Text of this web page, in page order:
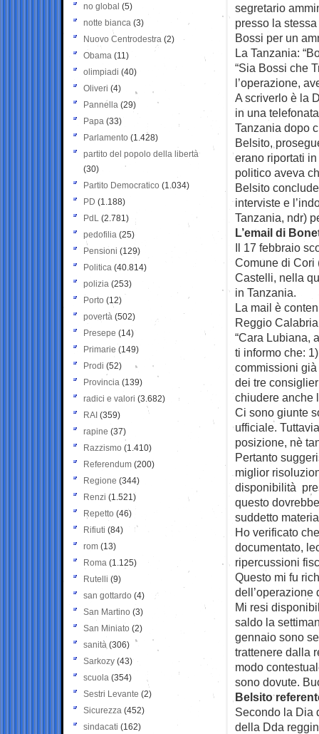
segretario
presso la
Bossi per un
La Tanzania:
“Sia Bossi che
l’operazione,
A scriverlo è la
in una
Tanzania dopo
Belsito,
erano riportati
politico aveva
Belsito
interviste e
Tanzania, ndr)
L’email di
Il 17 febbraio
Comune di Cori
Castelli, nella
in Tanzania.
La mail è
Reggio
“Cara Lubiana,
ti informo che:
commissioni
dei tre
chiudere anche
Ci sono giunte
ufficiale.
posizione, nè
Pertanto
miglior
disponibilità
questo
suddetto
Ho verificato
documentato,
ripercussioni
Questo mi fu
dell’operazione
Mi resi
saldo la
gennaio sono
trattenere dalla
modo
sono dovute.
Belsito
Secondo la Dia
della Dda
no global (5)
notte bianca (3)
Nuovo Centrodestra (2)
Obama (11)
olimpiadi (40)
Oliveri (4)
Pannella (29)
Papa (33)
Parlamento (1.428)
partito del popolo della libertà
(30)
Partito Democratico (1.034)
PD (1.188)
PdL (2.781)
pedofilia (25)
Pensioni (129)
Politica (40.814)
polizia (253)
Porto (12)
povertà (502)
Presepe (14)
Primarie (149)
Prodi (52)
Provincia (139)
radici e valori (3.682)
RAI (359)
rapine (37)
Razzismo (1.410)
Referendum (200)
Regione (344)
Renzi (1.521)
Repetto (46)
Rifiuti (84)
rom (13)
Roma (1.125)
Rutelli (9)
san gottardo (4)
San Martino (3)
San Miniato (2)
sanità (306)
Sarkozy (43)
scuola (354)
Sestri Levante (2)
Sicurezza (452)
sindacati (162)